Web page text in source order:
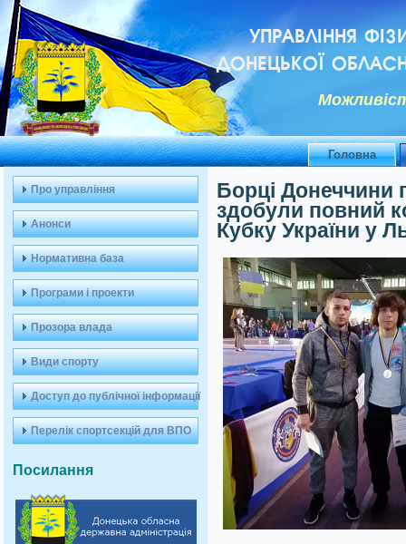
УПРАВЛІННЯ
ДОНЕЦЬКОЇ
Головна
Про управління
Анонси
Нормативна база
Програми і проекти
Прозора влада
Види спорту
Доступ до публічної інформації
Перелік спортсекцій для ВПО
Посилання
Борці Донеччини
здобули повний
Кубку України у